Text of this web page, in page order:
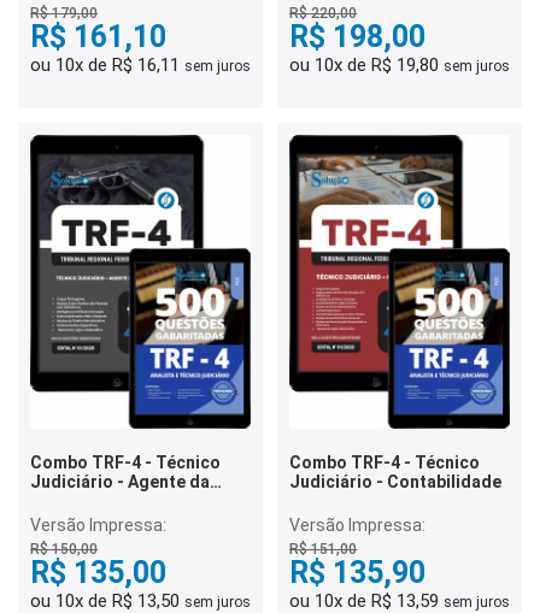
R$ 179,00
R$ 161,10
ou 10x de R$ 16,11 sem juros
R$ 220,00
R$ 198,00
ou 10x de R$ 19,80 sem juros
Combo TRF-4 - Técnico
Judiciário - Agente da
Versão Impressa:
R$ 150,00
R$ 135,00
ou 10x de R$ 13,50 sem juros
Combo TRF-4 - Técnico
Judiciário - Contabilidade
Versão Impressa:
R$ 151,00
R$ 135,90
ou 10x de R$ 13,59 sem juros